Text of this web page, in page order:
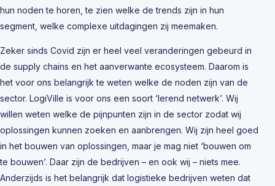
hun noden te horen, te zien welke de trends zijn in hun
segment, welke complexe uitdagingen zij meemaken.
Zeker sinds Covid zijn er heel veel veranderingen gebeurd in
de supply chains en het aanverwante ecosysteem. Daarom is
het voor ons belangrijk te weten welke de noden zijn van de
sector. LogiVille is voor ons een soort ‘lerend netwerk’. Wij
willen weten welke de pijnpunten zijn in de sector zodat wij
oplossingen kunnen zoeken en aanbrengen. Wij zijn heel goed
in het bouwen van oplossingen, maar je mag niet ‘bouwen om
te bouwen’. Daar zijn de bedrijven – en ook wij – niets mee.
Anderzijds is het belangrijk dat logistieke bedrijven weten dat